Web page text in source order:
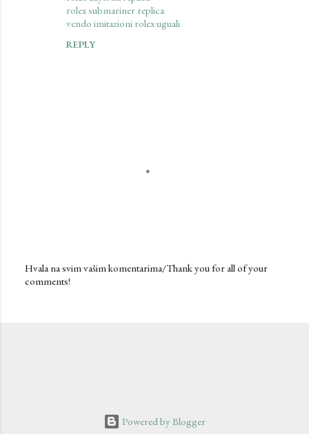
rolex submariner replica
vendo imitazioni rolex uguali
REPLY
P
Hvala na svim vašim komentarima/Thank you for all of your
comments!
Powered by Blogger